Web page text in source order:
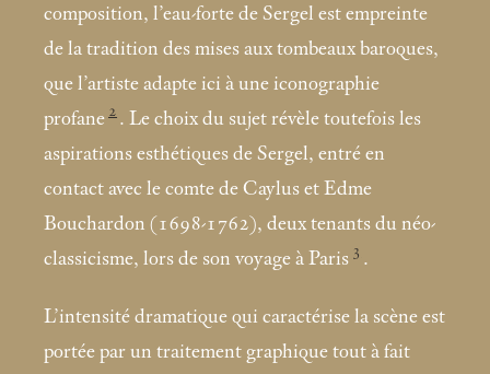
composition, l’eau-forte de Sergel est empreinte
de la tradition des mises aux tombeaux baroques,
que l’artiste adapte ici à une iconographie
profane 2 . Le choix du sujet révèle toutefois les
aspirations esthétiques de Sergel, entré en
contact avec le comte de Caylus et Edme
Bouchardon (1698-1762), deux tenants du néo-
classicisme, lors de son voyage à Paris 3 .
L’intensité dramatique qui caractérise la scène est
portée par un traitement graphique tout à fait